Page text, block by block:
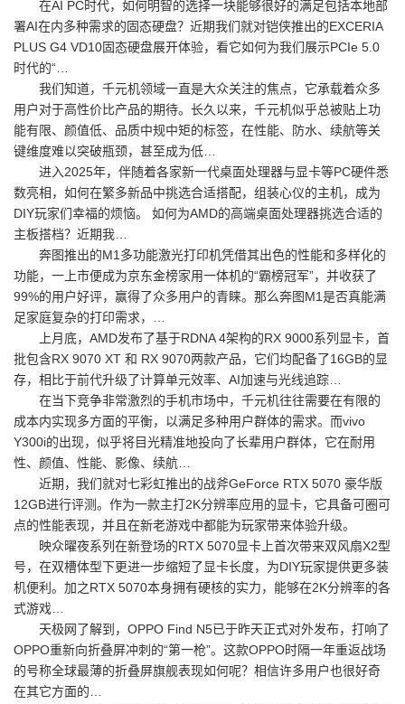
在AI PC时代，如何明智的选择一块能够很好的满足包括本地部
署AI在内多种需求的固态硬盘？近期我们就对铠侠推出的EXCERIA
PLUS G4 VD10固态硬盘展开体验，看它如何为我们展示PCIe 5.0
时代的“…
我们知道，千元机领域一直是大众关注的焦点，它承载着众多
用户对于高性价比产品的期待。长久以来，千元机似乎总被贴上功
能有限、颜值低、品质中规中矩的标签，在性能、防水、续航等关
键维度难以突破瓶颈，甚至成为低…
进入2025年，伴随着各家新一代桌面处理器与显卡等PC硬件悉
数亮相，如何在繁多新品中挑选合适搭配，组装心仪的主机，成为
DIY玩家们幸福的烦恼。 如何为AMD的高端桌面处理器挑选合适的
主板搭档？近期我…
奔图推出的M1多功能激光打印机凭借其出色的性能和多样化的
功能，一上市便成为京东金榜家用一体机的“霸榜冠军”，并收获了
99%的用户好评，赢得了众多用户的青睐。那么奔图M1是否真能满
足家庭复杂的打印需求，…
上月底，AMD发布了基于RDNA 4架构的RX 9000系列显卡，首
批包含RX 9070 XT 和 RX 9070两款产品，它们均配备了16GB的显
存，相比于前代升级了计算单元效率、AI加速与光线追踪…
在当下竞争非常激烈的手机市场中，千元机往往需要在有限的
成本内实现多方面的平衡，以满足多种用户群体的需求。而vivo
Y300i的出现，似乎将目光精准地投向了长辈用户群体，它在耐用
性、颜值、性能、影像、续航…
近期，我们就对七彩虹推出的战斧GeForce RTX 5070 豪华版
12GB进行评测。作为一款主打2K分辨率应用的显卡，它具备可圈可
点的性能表现，并且在新老游戏中都能为玩家带来体验升级。
映众曜夜系列在新登场的RTX 5070显卡上首次带来双风扇X2型
号，在双槽体型下更进一步缩短了显卡长度，为DIY玩家提供更多装
机便利。加之RTX 5070本身拥有硬核的实力，能够在2K分辨率的各
式游戏…
天极网了解到，OPPO Find N5已于昨天正式对外发布，打响了
OPPO重新向折叠屏冲刺的“第一枪”。这款OPPO时隔一年重返战场
的号称全球最薄的折叠屏旗舰表现如何呢？相信许多用户也很好奇
在其它方面的…